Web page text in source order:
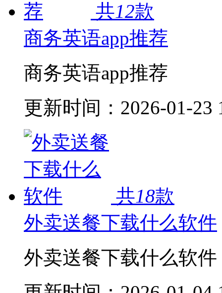
共12款
商务英语app推荐
商务英语app推荐
更新时间： 2026-01-23
共18款
外卖送餐下载什么软件
外卖送餐下载什么软件